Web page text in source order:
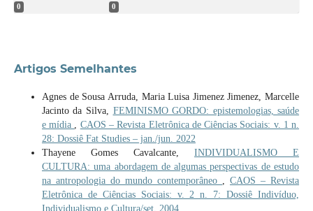
0 0
Artigos Semelhantes
Agnes de Sousa Arruda, Maria Luisa Jimenez Jimenez, Marcelle
Jacinto da Silva, FEMINISMO GORDO: epistemologias, saúde
e mídia , CAOS – Revista Eletrônica de Ciências Sociais: v. 1 n.
28: Dossiê Fat Studies – jan./jun. 2022
Thayene Gomes Cavalcante,INDIVIDUALISMO E
CULTURA: uma abordagem de algumas perspectivas de estudo
na antropologia do mundo contemporâneo ,CAOS – Revista
Eletrônica de Ciências Sociais: v. 2 n. 7: Dossiê Indivíduo,
Individualismo e Cultura/set. 2004